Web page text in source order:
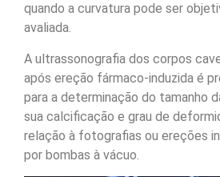
quando a curvatura pode ser
avaliada.
A ultrassonografia dos corpos
após ereção fármaco-induzida é
para a determinação do tamanho
sua calcificação e grau de
relação à fotografias ou ereções
por bombas à vácuo.